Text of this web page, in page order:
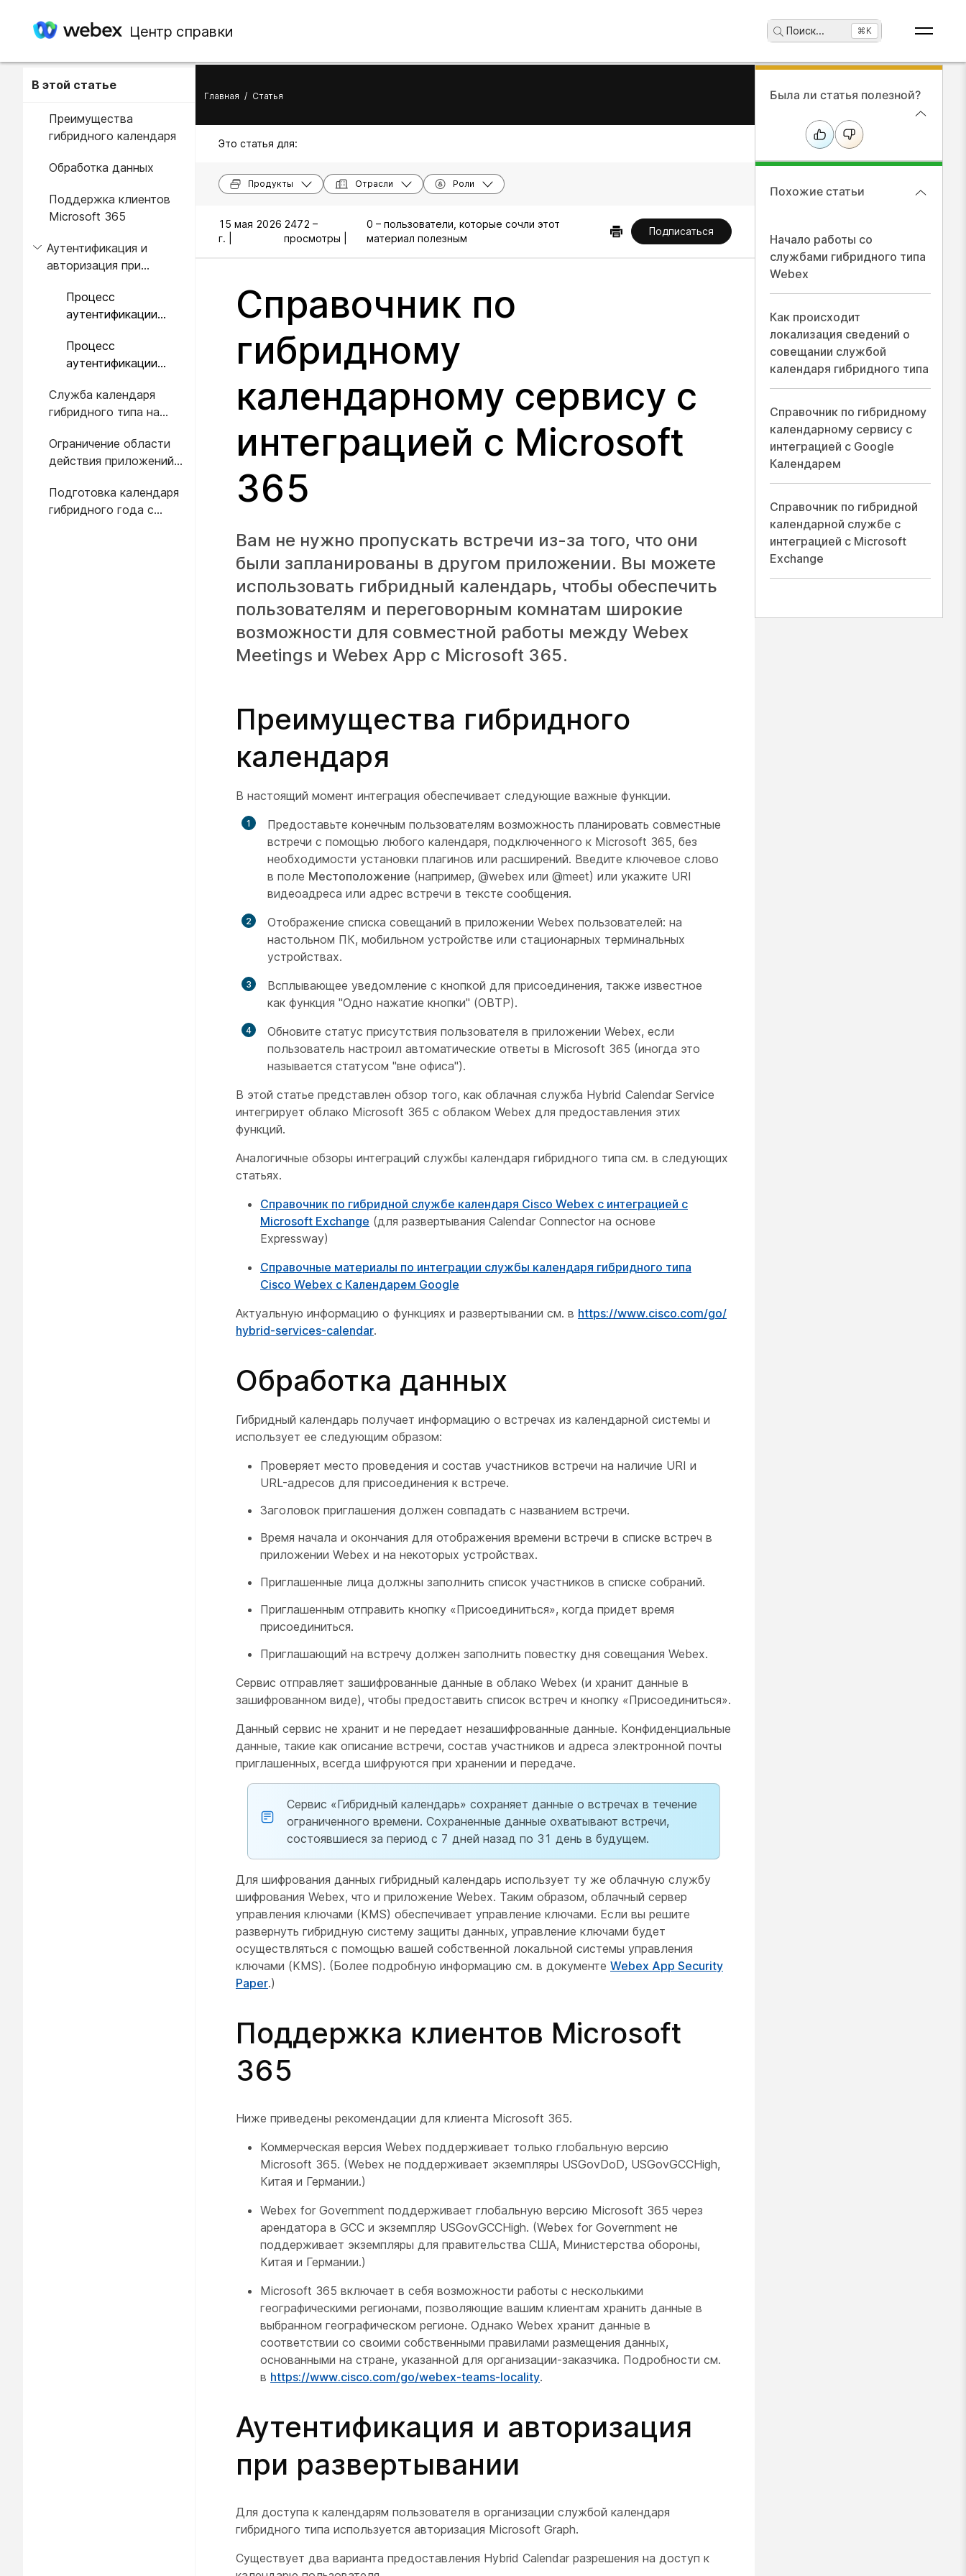
Центр справки Поиск... ⌘K
В этой статье
Преимущества
гибридного календаря
Обработка данных
Поддержка клиентов
Microsoft 365
Аутентификация и
авторизация при
Процесс
аутентификации
приложений
Процесс
аутентификации
Служба календаря
гибридного типа на
Ограничение области
действия приложений
почтовыми ящиками
Подготовка календаря
гибридного года с
Главная / Статья
Это статья для:
Продукты Отрасли Роли
15 мая 2026
г. |
2472 –
просмотры |
0 – пользователи, которые сочли этот
материал полезным
Подписаться
Справочник по
гибридному
календарному сервису с
интеграцией с Microsoft
365
Вам не нужно пропускать встречи из-за того, что они
были запланированы в другом приложении. Вы можете
использовать гибридный календарь, чтобы обеспечить
пользователям и переговорным комнатам широкие
возможности для совместной работы между Webex
Meetings и Webex App с Microsoft 365.
Преимущества гибридного
календаря
В настоящий момент интеграция обеспечивает следующие важные функции.
Предоставьте конечным пользователям возможность планировать совместные
встречи с помощью любого календаря, подключенного к Microsoft 365, без
необходимости установки плагинов или расширений. Введите ключевое слово
в поле Местоположение (например, @webex или @meet) или укажите URI
видеоадреса или адрес встречи в тексте сообщения.
Отображение списка совещаний в приложении Webex пользователей: на
настольном ПК, мобильном устройстве или стационарных терминальных
устройствах.
Всплывающее уведомление с кнопкой для присоединения, также известное
как функция "Одно нажатие кнопки" (OBTP).
Обновите статус присутствия пользователя в приложении Webex, если
пользователь настроил автоматические ответы в Microsoft 365 (иногда это
называется статусом "вне офиса").
В этой статье представлен обзор того, как облачная служба Hybrid Calendar Service
интегрирует облако Microsoft 365 с облаком Webex для предоставления этих
функций.
Аналогичные обзоры интеграций службы календаря гибридного типа см. в следующих
статьях.
Справочник по гибридной службе календаря Cisco Webex с интеграцией с
Microsoft Exchange (для развертывания Calendar Connector на основе
Expressway)
Справочные материалы по интеграции службы календаря гибридного типа
Cisco Webex с Календарем Google
Актуальную информацию о функциях и развертывании см. в https:/​/​www.cisco.com/​go/​
hybrid-services-calendar.
Обработка данных
Гибридный календарь получает информацию о встречах из календарной системы и
использует ее следующим образом:
Проверяет место проведения и состав участников встречи на наличие URI и
URL-адресов для присоединения к встрече.
Заголовок приглашения должен совпадать с названием встречи.
Время начала и окончания для отображения времени встречи в списке встреч в
приложении Webex и на некоторых устройствах.
Приглашенные лица должны заполнить список участников в списке собраний.
Приглашенным отправить кнопку «Присоединиться», когда придет время
присоединиться.
Приглашающий на встречу должен заполнить повестку дня совещания Webex.
Сервис отправляет зашифрованные данные в облако Webex (и хранит данные в
зашифрованном виде), чтобы предоставить список встреч и кнопку «Присоединиться».
Данный сервис не хранит и не передает незашифрованные данные. Конфиденциальные
данные, такие как описание встречи, состав участников и адреса электронной почты
приглашенных, всегда шифруются при хранении и передаче.
Сервис «Гибридный календарь» сохраняет данные о встречах в течение
ограниченного времени. Сохраненные данные охватывают встречи,
состоявшиеся за период с 7 дней назад по 31 день в будущем.
Для шифрования данных гибридный календарь использует ту же облачную службу
шифрования Webex, что и приложение Webex. Таким образом, облачный сервер
управления ключами (KMS) обеспечивает управление ключами. Если вы решите
развернуть гибридную систему защиты данных, управление ключами будет
осуществляться с помощью вашей собственной локальной системы управления
ключами (KMS). (Более подробную информацию см. в документе Webex App Security
Paper.)
Поддержка клиентов Microsoft
365
Ниже приведены рекомендации для клиента Microsoft 365.
Коммерческая версия Webex поддерживает только глобальную версию
Microsoft 365. (Webex не поддерживает экземпляры USGovDoD, USGovGCCHigh,
Китая и Германии.)
Webex for Government поддерживает глобальную версию Microsoft 365 через
арендатора в GCC и экземпляр USGovGCCHigh. (Webex for Government не
поддерживает экземпляры для правительства США, Министерства обороны,
Китая и Германии.)
Microsoft 365 включает в себя возможности работы с несколькими
географическими регионами, позволяющие вашим клиентам хранить данные в
выбранном географическом регионе. Однако Webex хранит данные в
соответствии со своими собственными правилами размещения данных,
основанными на стране, указанной для организации-заказчика. Подробности см.
в https://www.cisco.com/go/webex-teams-locality.
Аутентификация и авторизация
при развертывании
Для доступа к календарям пользователя в организации службой календаря
гибридного типа используется авторизация Microsoft Graph.
Существует два варианта предоставления Hybrid Calendar разрешения на доступ к
Была ли статья полезной?
Похожие статьи
Начало работы со
службами гибридного типа
Webex
Как происходит
локализация сведений о
совещании службой
календаря гибридного типа
Справочник по гибридному
календарному сервису с
интеграцией с Google
Календарем
Справочник по гибридной
календарной службе с
интеграцией с Microsoft
Exchange